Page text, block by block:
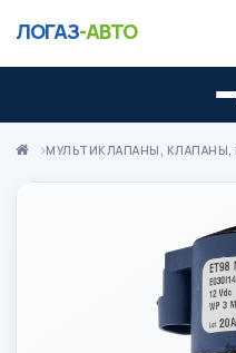
ЛОГАЗ-АВТО
МУЛЬТИКЛАПАНЫ, КЛАПАНЫ,